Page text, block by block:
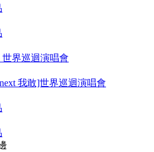
世界巡迴演唱會
我敢]世界巡迴演唱會